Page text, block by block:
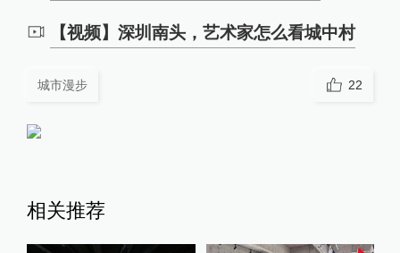
【视频】深圳南头，艺术家怎么看城中村
城市漫步 22
相关推荐